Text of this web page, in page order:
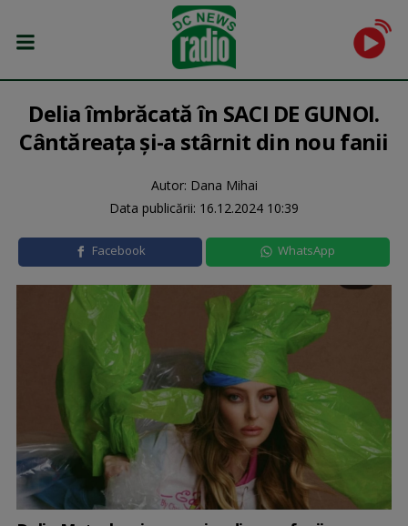
Delia îmbrăcată în SACI DE GUNOI.
Cântăreața și-a stârnit din nou fanii
Autor: Dana Mihai
Data publicării: 16.12.2024 10:39
Facebook WhatsApp